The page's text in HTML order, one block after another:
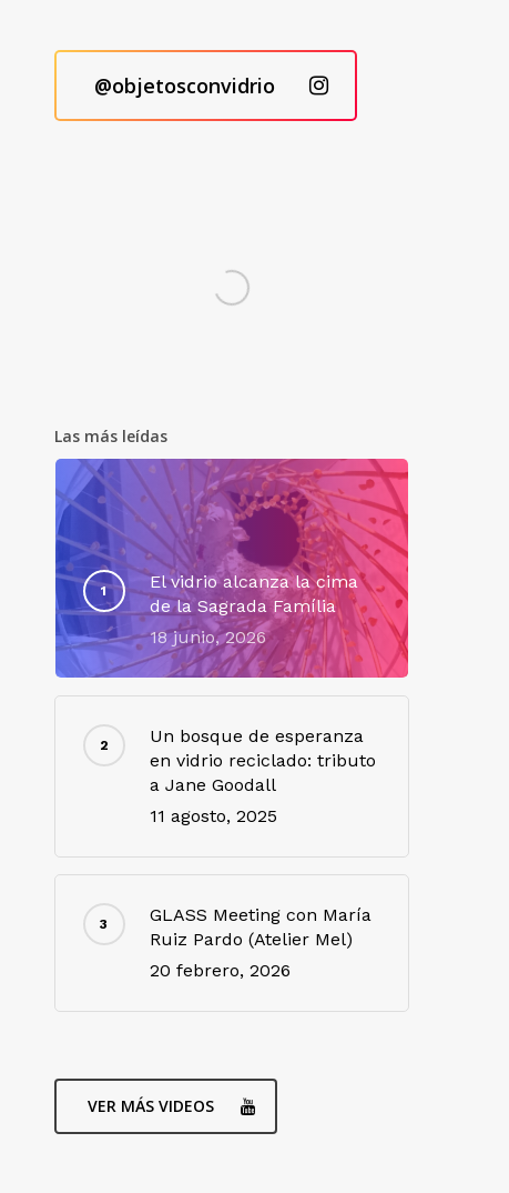
@objetosconvidrio
Las más leídas
El vidrio alcanza la cima
de la Sagrada Família
18 junio, 2026
Un bosque de esperanza
en vidrio reciclado: tributo
a Jane Goodall
11 agosto, 2025
GLASS Meeting con María
Ruiz Pardo (Atelier Mel)
20 febrero, 2026
VER MÁS VIDEOS